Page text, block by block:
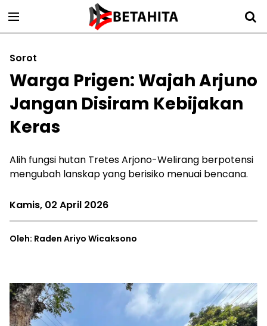
Sorot
Warga Prigen: Wajah Arjuno
Jangan Disiram Kebijakan
Keras
Alih fungsi hutan Tretes Arjono-Welirang berpotensi
mengubah lanskap yang berisiko menuai bencana.
Kamis, 02 April 2026
Oleh: Raden Ariyo Wicaksono